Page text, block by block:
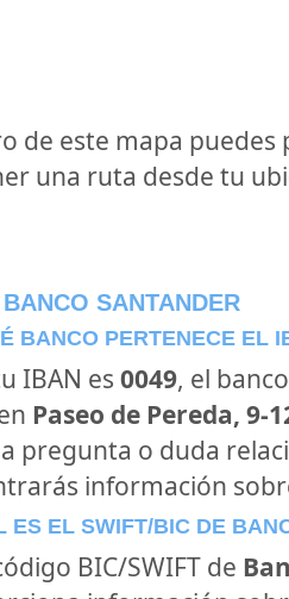
de este mapa puedes
una ruta desde tu
SANTANDER
BANCO PERTENECE EL
IBAN es 0049, el
Paseo de Pereda, 9-
pregunta o duda
información
ES EL SWIFT/BIC DE
BIC/SWIFT de